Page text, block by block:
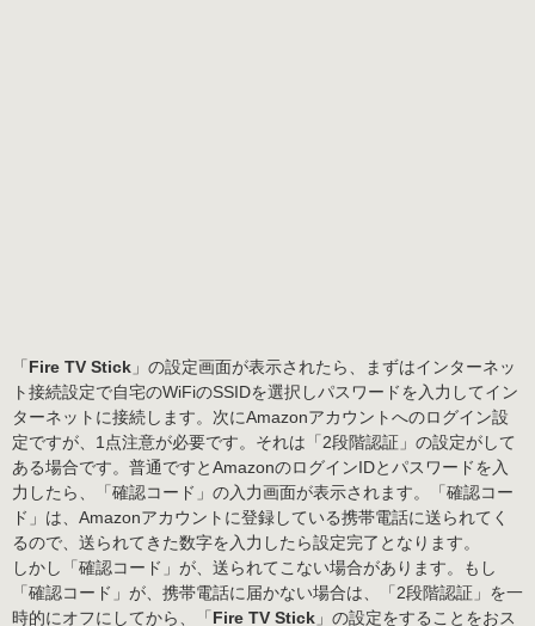
「 Fire TV Stick 」の設定画面が表示されたら、まずはインターネッ
ト接続設定で自宅のWiFiのSSIDを選択しパスワードを入力してイン
ターネットに接続します。次にAmazonアカウントへのログイン設
定ですが、1点注意が必要です。それは 「2段階認証」 の設定がして
ある場合です。普通ですとAmazonのログインIDとパスワードを入
力したら、「確認コード」の入力画面が表示されます。「確認コー
ド」は、Amazonアカウントに登録している携帯電話に送られてく
るので、送られてきた数字を入力したら設定完了となります。
しかし「確認コード」が、送られてこない場合があります。もし
「確認コード」が、携帯電話に届かない場合は、
「2段階認証」を一
時的にオフにしてから、「 Fire TV Stick 」の設定をすることをおス